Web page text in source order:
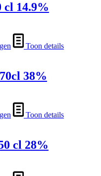
cl 14.9%
Toon details
38%
Toon details
cl 28%